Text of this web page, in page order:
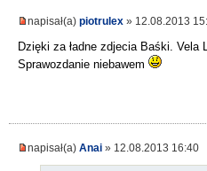
napisał(a) piotrulex » 12.08.2013
Dzięki za ładne zdjecia Baśki. Vela
Sprawozdanie niebawem
napisał(a) Anai » 12.08.2013 16:40